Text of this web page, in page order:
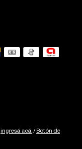
ingresá acá./Botón de